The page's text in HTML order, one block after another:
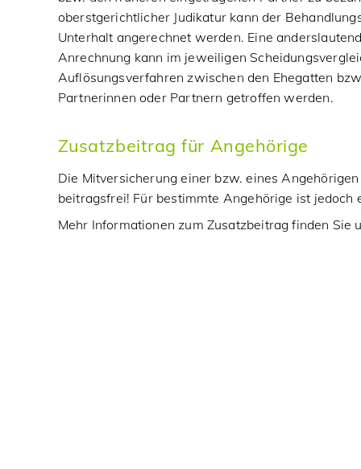
oberstgerichtlicher Judikatur kann der
Unterhalt angerechnet werden. Eine
Anrechnung kann im jeweiligen
Auflösungsverfahren zwischen den Ehegatten
Partnerinnen oder Partnern getroffen werden.
Zusatzbeitrag für Angehörige
Die Mitversicherung einer bzw. eines
beitragsfrei! Für bestimmte Angehörige ist jedoch
Mehr Informationen zum Zusatzbeitrag finden Sie